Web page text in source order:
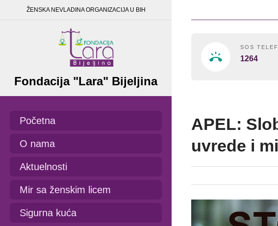
SOS
1264
ŽENSKA NEVLADINA ORGANIZACIJA U BIH
Fondacija "Lara" Bijeljina
Početna
O nama
Aktuelnosti
Mir sa ženskim licem
Sigurna kuća
APEL:
uvrede i